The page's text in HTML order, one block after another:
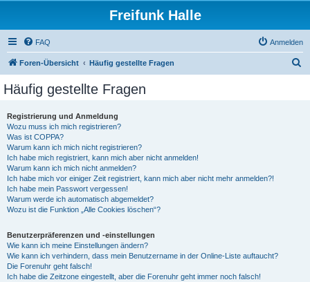
Freifunk Halle
FAQ Anmelden
Foren-Übersicht Häufig gestellte Fragen
Häufig gestellte Fragen
Registrierung und Anmeldung
Wozu muss ich mich registrieren?
Was ist COPPA?
Warum kann ich mich nicht registrieren?
Ich habe mich registriert, kann mich aber nicht anmelden!
Warum kann ich mich nicht anmelden?
Ich habe mich vor einiger Zeit registriert, kann mich aber nicht mehr anmelden?!
Ich habe mein Passwort vergessen!
Warum werde ich automatisch abgemeldet?
Wozu ist die Funktion „Alle Cookies löschen“?
Benutzerpräferenzen und -einstellungen
Wie kann ich meine Einstellungen ändern?
Wie kann ich verhindern, dass mein Benutzername in der Online-Liste auftaucht?
Die Forenuhr geht falsch!
Ich habe die Zeitzone eingestellt, aber die Forenuhr geht immer noch falsch!